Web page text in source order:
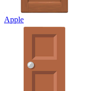
Apple